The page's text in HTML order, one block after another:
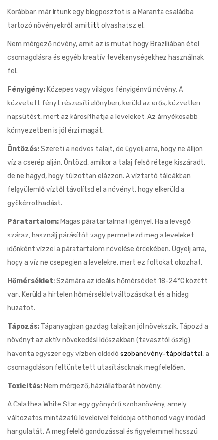
Korábban már írtunk egy blogposztot is a Maranta családba
tartozó növényekről, amit itt olvashatsz el.
Nem mérgező növény, amit az is mutat hogy Brazíliában étel
csomagolásra és egyéb kreatív tevékenységekhez használnak
fel.
Fényigény: Közepes vagy világos fényigényű növény. A
közvetett fényt részesíti előnyben, kerüld az erős, közvetlen
napsütést, mert az károsíthatja a leveleket. Az árnyékosabb
környezetben is jól érzi magát.
Öntözés:Szereti a nedves talajt, de ügyelj arra, hogy ne álljon
víz a cserép alján. Öntözd, amikor a talaj felső rétege kiszáradt,
de ne hagyd, hogy túlzottan elázzon. A víztartó tálcákban
felgyülemlő víztől távolítsd el a növényt, hogy elkerüld a
gyökérrothadást.
Páratartalom: Magas páratartalmat igényel. Ha a levegő
száraz, használj párásítót vagy permetezd meg a leveleket
időnként vízzel a páratartalom növelése érdekében. Ügyelj arra,
hogy a víz ne csepegjen a levelekre, mert ez foltokat okozhat.
Hőmérséklet:Számára az ideális hőmérséklet 18-24°C között
van. Kerüld a hirtelen hőmérsékletváltozásokat és a hideg
huzatot.
Tápozás: Tápanyagban gazdag talajban jól növekszik. Tápozd a
növényt az aktív növekedési időszakban (tavasztól őszig)
havonta egyszer egy vízben oldódó szobanövény-tápoldattal , a
csomagoláson feltüntetett utasításoknak megfelelően.
Toxicitás: Nem mérgező, háziállatbarát növény.
A Calathea White Star egy gyönyörű szobanövény, amely
változatos mintázatú leveleivel feldobja otthonod vagy irodád
hangulatát. A megfelelő gondozással és figyelemmel hosszú